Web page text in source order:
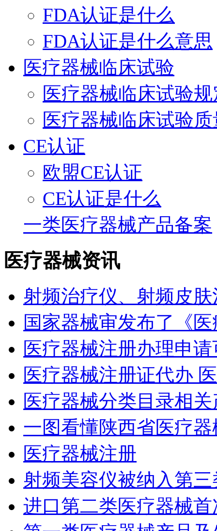
FDA认证是什么
FDA认证是什么意思
医疗器械临床试验
医疗器械临床试验
医疗器械临床试验
CE认证
欧盟CE认证
CE认证是什么
一类医疗器械产品备案
医疗器械资讯
射频治疗仪、射频皮
国家器械审发布了《
医疗器械注册办理申
医疗器械注册证代办
医疗器械分类目录相
一图看懂陕西省医疗
医疗器械注册
射频美容仪被纳入第
进口第二类医疗器械